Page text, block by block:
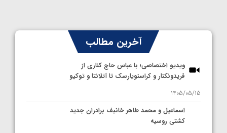
آخرین مطالب
ویدیو اختصاصی؛ با عباس حاج کناری از
فریدونکنار و کراسنویارسک تا آتلانتا و توکیو
1405/05/15
اسماعیل و محمد طاهر خانیف برادران جدید
کشتی روسیه